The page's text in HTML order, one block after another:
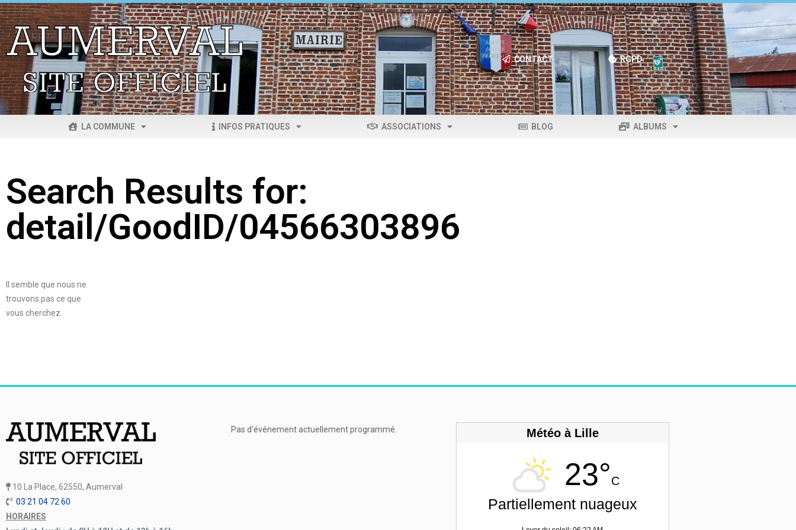
CONTACT RGPD
LA COMMUNE INFOS PRATIQUES ASSOCIATIONS BLOG ALBUMS
Search Results for:
detail/GoodID/04566303896
Il semble que nous ne
trouvons pas ce que
vous cherchez.
10 La Place, 62550, Aumerval
03 21 04 72 60
HORAIRES
Pas d'événement actuellement programmé. Météo à Lille
23°C
Partiellement nuageux